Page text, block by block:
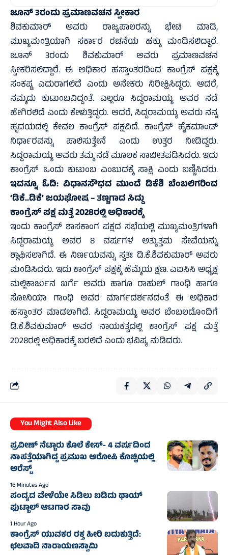
ಜೂನ್ 3ರಂದು ಪ್ರಮಾಣವಚನ ಸ್ವೀಕಾರ
ಶಿವಕುಮಾರ್ ಅವರು ರಾಜ್ಯಪಾಲರನ್ನು ಭೇಟಿ ಮಾಡಿ,
ಮುಖ್ಯಮಂತ್ರಿಯಾಗಿ ಸರ್ಕಾರ ರಚನೆಯ ಹಕ್ಕು ಮಂಡಿಸಲಿದ್ದಾರೆ.
ಜೂನ್ 3ರಂದು ಶಿವಕುಮಾರ್ ಅವರು ಪ್ರಮಾಣವಚನ
ಸ್ವೀಕರಿಸಲಿದ್ದಾರೆ. ಈ ಅಧಿಕಾರ ಹಸ್ತಾಂತರದಿಂದ ಕಾಂಗ್ರೆಸ್ ಪಕ್ಷಕ್ಕೆ
ಸಂಕಷ್ಟ ಎದುರಾಗಲಿದೆ ಎಂದು ಅನೇಕರು ನಿರೀಕ್ಷಿಸಿದ್ದರು. ಆದರೆ,
ನಮ್ಮದು ಕುಟುಂಬವಿದ್ದಂತೆ. ಎಲ್ಲರೂ ಸಿದ್ದರಾಮಯ್ಯ ಅವರ ನಡೆ
ಹೇಗಿರಲಿದೆ ಎಂದು ಕೇಳುತ್ತಿದ್ದರು. ಆದರೆ, ಸಿದ್ದರಾಮಯ್ಯ ಅವರು ನನ್ನ
ಹೃದಯದಲ್ಲಿ ಕೇವಲ ಕಾಂಗ್ರೆಸ್ ಪಕ್ಷವಿದೆ. ಕಾಂಗ್ರೆಸ್ ಹೈಕಮಾಂಡ್
ನಿರ್ಧಾರವನ್ನು ಪಾಲಿಸುತ್ತೇನೆ ಎಂದು ಉತ್ತರ ನೀಡಿದ್ದರು.
ಸಿದ್ದರಾಮಯ್ಯ ಅವರು ತಮ್ಮ ನಡೆ ಮೂಲಕ ಸಾಬೀತಪಡಿಸಿದರು. ಇದು
ಕಾಂಗ್ರೆಸ್ ಒಂದು ಕುಟುಂಬ ಎಂಬುದಕ್ಕೆ ಸಾಕ್ಷಿ ಎಂದು ಬಣ್ಣಿಸಿದರು.
ಇದನ್ನೂ ಓದಿ: ವಿಧಾನಸೌಧದ ಮುಂದೆ ಡಿಕೆಶಿ ಬೆಂಬಲಿಗರಿಂದ
‘ಡಿಕೆ..ಡಿಕೆ’ ಜಯಘೋಷ – ತಣ್ಣಗಾದ ಸಿದ್ದು
ಕಾಂಗ್ರೆಸ್ ಪಕ್ಷ ಮತ್ತೆ 2028ರಲ್ಲಿ ಅಧಿಕಾರಕ್ಕೆ
ಇಂದು ಕಾಂಗ್ರೆಸ್ ಶಾಸಕಾಂಗ ಪಕ್ಷದ ಸಭೆಯಲ್ಲಿ ಮುಖ್ಯಮಂತ್ರಿಗಳಾಗಿ
ಸಿದ್ದರಾಮಯ್ಯ ಅವರ 8 ವರ್ಷಗಳ ಅತ್ಯುತ್ತಮ ಸೇವೆಯನ್ನು
ಶ್ಲಾಘಿಸಲಾಗಿದೆ. ಈ ನಿರ್ಣಯವನ್ನು ಸ್ವತಃ ಡಿ.ಕೆ.ಶಿವಕುಮಾರ್ ಅವರು
ಮಂಡಿಸಿದರು. ಇದು ಕಾಂಗ್ರೆಸ್ ಪಕ್ಷಕ್ಕೆ ಹೆಮ್ಮೆಯ ಕ್ಷಣ. ಎಐಸಿಸಿ ಅಧ್ಯಕ್ಷ
ಮಲ್ಲಿಕಾರ್ಜುನ ಖರ್ಗೆ ಅವರು ಹಾಗೂ ರಾಹುಲ್ ಗಾಂಧಿ ಹಾಗೂ
ಸೋನಿಯಾ ಗಾಂಧಿ ಅವರ ಮಾರ್ಗದರ್ಶನದಂತೆ ಈ ಅಧಿಕಾರ
ಹಸ್ತಾಂತರ ಮಾಡಲಾಗಿದೆ. ಸಿದ್ದರಾಮಯ್ಯ ಅವರ ಬೆಂಬಲದೊಂದಿಗೆ
ಡಿ.ಕೆ.ಶಿವಕುಮಾರ್ ಅವರ ನಾಯಕತ್ವದಲ್ಲಿ ಕಾಂಗ್ರೆಸ್ ಪಕ್ಷ ಮತ್ತೆ
2028ರಲ್ಲಿ ಅಧಿಕಾರಕ್ಕೆ ಬರಲಿದೆ ಎಂದು ಭವಿಷ್ಯ ನುಡಿದರು.
You Might Also Like
ಪ್ರವೀಣ್ ನೆಟ್ಟಾರು ಕೊಲೆ ಕೇಸ್‌- 4 ವರ್ಷದಿಂದ
ನಾಪತ್ತೆಯಾಗಿದ್ದ ಪ್ರಮುಖ ಆರೋಪಿ ಕೊಚ್ಚಿಯಲ್ಲಿ
ಅರೆಸ್ಟ್‌
16 Minutes Ago
ಪಂದ್ಯದ ವೇಳೆಯೇ ಸಿಡಿಲು ಬಡಿದು ಥಾಯ್‌
ಫುಟ್ಬಾಲ್‌ ಆಟಗಾರ ಸಾವು
1 Hour Ago
ಕಾಂಗ್ರೆಸ್ ಯುವಕರ ರಕ್ತ ಹೀರಿ ಬದುಕುತ್ತಿದೆ:
ಛಲವಾದಿ ನಾರಾಯಣಸ್ವಾಮಿ